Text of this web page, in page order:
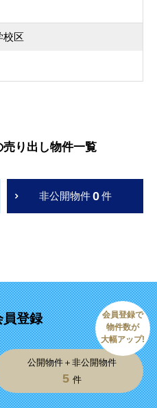
校区
り出し物件一覧
非公開物件 0 件
員登録
公開物件＋非公開物件
5 件
会員登録で
物件数が
大幅アップ!